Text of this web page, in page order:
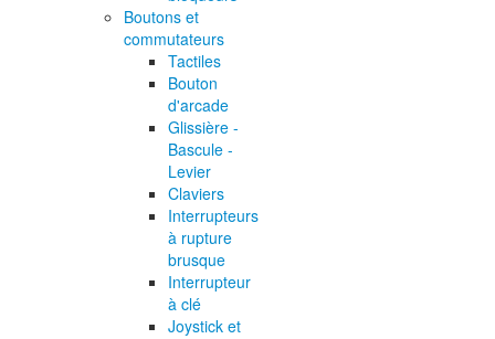
Boutons et
commutateurs
Tactiles
Bouton
d'arcade
Glissière -
Bascule -
Levier
Claviers
Interrupteurs
à rupture
brusque
Interrupteur
à clé
Joystick et